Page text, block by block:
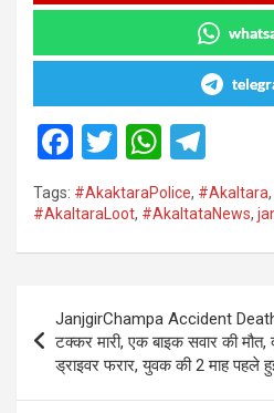
F
a
ce
b
o
k
T
wi
tt
er
W
h
at
s
p
p
el
e
gr
m
Tags: #AkaktaraPolice, #Akaltara,
#AkaltaraLoot, #AkaltataNews,
navigation
JanjgirChampa Accident Death
टक्कर मारी, एक बाइक सवार की
ड्राइवर फरार, युवक की 2 माह पहले